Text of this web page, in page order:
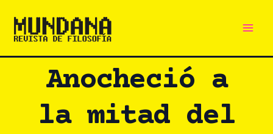
al
Anocheció a
la mitad del